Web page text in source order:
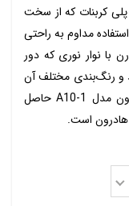
پلی کربنات که از سخت
مداوم به راحتی
با نوار نوری که دور
و رنگ‌بندی مختلف آن
حق انتخاب به خریدار می دهد. مبدل برق هادرون مدل A10-1 حاصل
هادرون است.